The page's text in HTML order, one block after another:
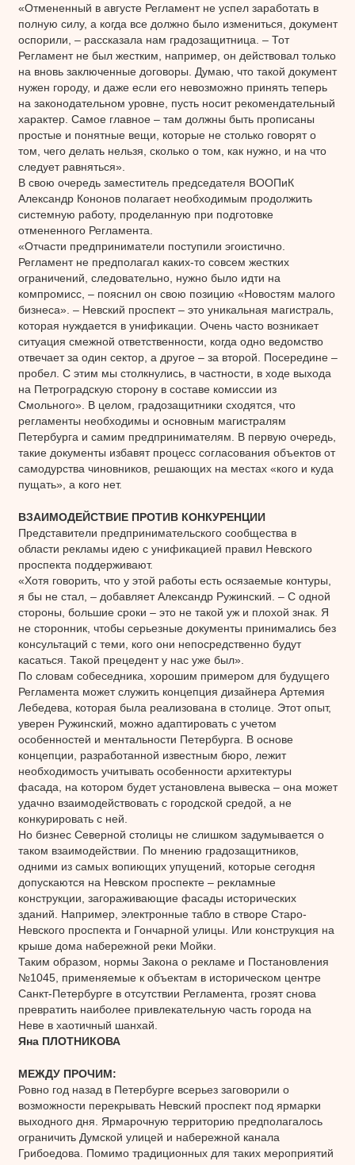
«Отмененный в августе Регламент не успел заработать в
полную силу, а когда все должно было измениться, документ
оспорили, – рассказала нам градозащитница. – Тот
Регламент не был жестким, например, он действовал только
на вновь заключенные договоры. Думаю, что такой документ
нужен городу, и даже если его невозможно принять теперь
на законодательном уровне, пусть носит рекомендательный
характер. Самое главное – там должны быть прописаны
простые и понятные вещи, которые не столько говорят о
том, чего делать нельзя, сколько о том, как нужно, и на что
следует равняться».
В свою очередь заместитель председателя ВООПиК
Александр Кононов полагает необходимым продолжить
системную работу, проделанную при подготовке
отмененного Регламента.
«Отчасти предприниматели поступили эгоистично.
Регламент не предполагал каких-то совсем жестких
ограничений, следовательно, нужно было идти на
компромисс, – пояснил он свою позицию «Новостям малого
бизнеса». – Невский проспект – это уникальная магистраль,
которая нуждается в унификации. Очень часто возникает
ситуация смежной ответственности, когда одно ведомство
отвечает за один сектор, а другое – за второй. Посередине –
пробел. С этим мы столкнулись, в частности, в ходе выхода
на Петроградскую сторону в составе комиссии из
Смольного». В целом, градозащитники сходятся, что
регламенты необходимы и основным магистралям
Петербурга и самим предпринимателям. В первую очередь,
такие документы избавят процесс согласования объектов от
самодурства чиновников, решающих на местах «кого и куда
пущать», а кого нет.
ВЗАИМОДЕЙСТВИЕ ПРОТИВ КОНКУРЕНЦИИ
Представители предпринимательского сообщества в
области рекламы идею с унификацией правил Невского
проспекта поддерживают.
«Хотя говорить, что у этой работы есть осязаемые контуры,
я бы не стал, – добавляет Александр Ружинский. – С одной
стороны, большие сроки – это не такой уж и плохой знак. Я
не сторонник, чтобы серьезные документы принимались без
консультаций с теми, кого они непосредственно будут
касаться. Такой прецедент у нас уже был».
По словам собеседника, хорошим примером для будущего
Регламента может служить концепция дизайнера Артемия
Лебедева, которая была реализована в столице. Этот опыт,
уверен Ружинский, можно адаптировать с учетом
особенностей и ментальности Петербурга. В основе
концепции, разработанной известным бюро, лежит
необходимость учитывать особенности архитектуры
фасада, на котором будет установлена вывеска – она может
удачно взаимодействовать с городской средой, а не
конкурировать с ней.
Но бизнес Северной столицы не слишком задумывается о
таком взаимодействии. По мнению градозащитников,
одними из самых вопиющих упущений, которые сегодня
допускаются на Невском проспекте – рекламные
конструкции, загораживающие фасады исторических
зданий. Например, электронные табло в створе Старо-
Невского проспекта и Гончарной улицы. Или конструкция на
крыше дома набережной реки Мойки.
Таким образом, нормы Закона о рекламе и Постановления
№1045, применяемые к объектам в историческом центре
Санкт-Петербурге в отсутствии Регламента, грозят снова
превратить наиболее привлекательную часть города на
Неве в хаотичный шанхай.
Яна ПЛОТНИКОВА
МЕЖДУ ПРОЧИМ:
Ровно год назад в Петербурге всерьез заговорили о
возможности перекрывать Невский проспект под ярмарки
выходного дня. Ярмарочную территорию предполагалось
ограничить Думской улицей и набережной канала
Грибоедова. Помимо традиционных для таких мероприятий